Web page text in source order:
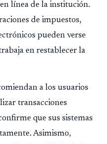
línea de la institución.
de impuestos,
pueden verse
en restablecer la
a los usuarios
transacciones
que sus sistemas
Asimismo,